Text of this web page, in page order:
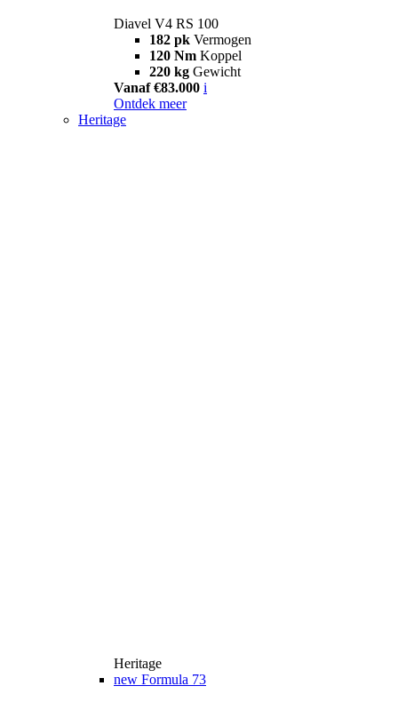
Diavel V4 RS 100
182 pk Vermogen
120 Nm Koppel
220 kg Gewicht
Vanaf €83.000 i
Ontdek meer
Heritage
Heritage
new Formula 73